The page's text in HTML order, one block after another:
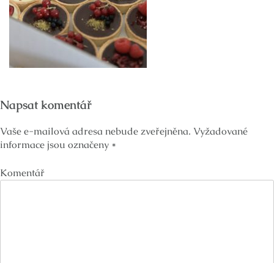
Napsat komentář
Vaše e-mailová adresa nebude zveřejněna. Vyžadované
informace jsou označeny *
Komentář